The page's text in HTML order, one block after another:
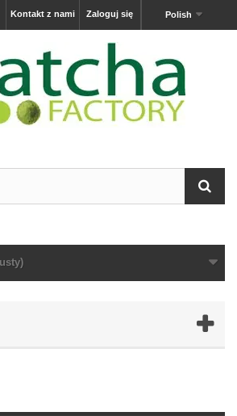
Polish
Zaloguj się
Kontakt z nami